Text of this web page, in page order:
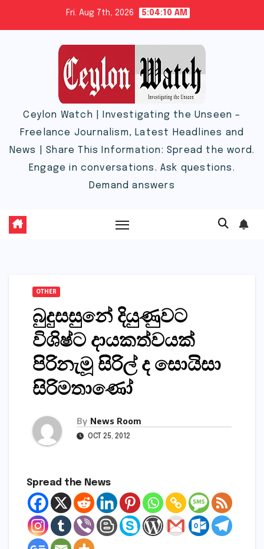
Fri. Aug 7th, 2026 5:04:11 AM
Ceylon Watch | Investigating the Unseen –
Freelance Journalism, Latest Headlines and
News | Share This Information: Spread the word.
Engage in conversations. Ask questions.
Demand answers
OTHER
බුදුසසුනේ දියුණුවට
විශිෂ්ට දායකත්වයක්‌
පිරිනැමූ සිරිල් ද සොයිසා
සිරිමතාණෝ
By News Room
OCT 25, 2012
Spread the News